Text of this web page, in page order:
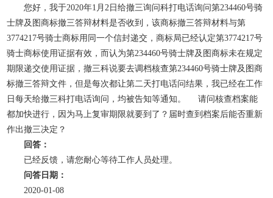
您好，我于2020年1月2日给撤三询问科打电话询问第234460号骑
士牌及图商标撤三答辩材料是否收到，该商标撤三答辩材料与第
3774217号骑士商标用同一个信封递交，商标局已经认定第3774217号
骑士商标使用证据有效，而认为第234460号骑士牌及图商标未在规定
期限递交使用证据，撤三科说要去调档核查第234460号骑士牌及图商
标撤三答辩文件，但是每次都让第二天打电话问结果，我已经在工作
日每天给撤三科打电话询问，均被告知等通知。 请问核查档案能
都加快进行，因为马上复审期限就要到了？届时查到档案后能否重新
作出撤三决定？
回答：
已经反馈，请您耐心等待工作人员处理。
问答日期：
2020-01-08